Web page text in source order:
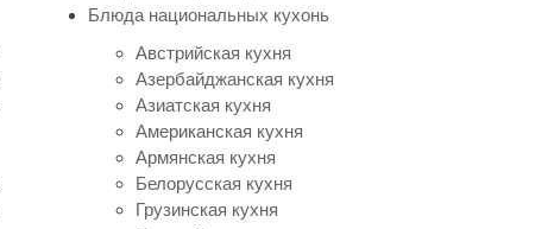
Блюда национальных кухонь
Австрийская кухня
Азербайджанская кухня
Азиатская кухня
Американская кухня
Армянская кухня
Белорусская кухня
Грузинская кухня